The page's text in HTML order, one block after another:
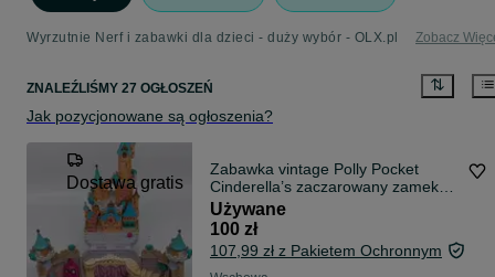
Wyrzutnie Nerf i zabawki dla dzieci - duży wybór - OLX.pl Zobacz
ZNALEŹLIŚMY 27 OGŁOSZEŃ
Jak pozycjonowane są ogłoszenia?
Dostawa gratis
Zabawka vintage Polly Pocket
Cinderella’s zaczarowany zamek
1995
Używane
100 zł
107,99 zł z Pakietem Ochronnym